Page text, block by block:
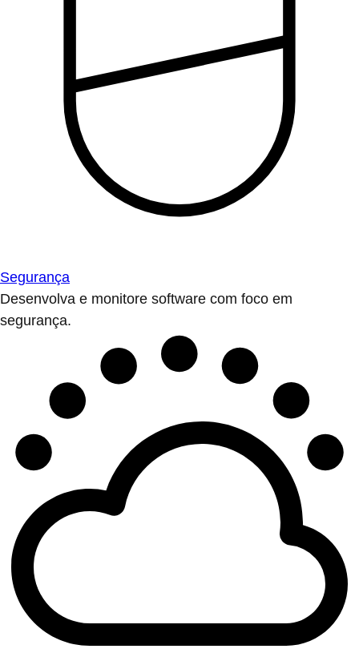
Segurança
Desenvolva e monitore software com foco em
segurança.